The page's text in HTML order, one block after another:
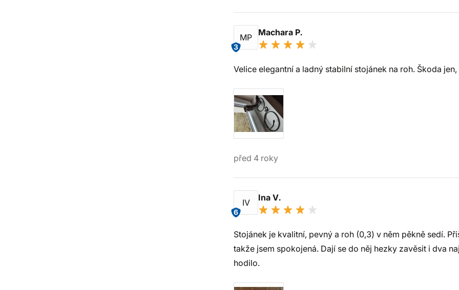
MP
3
Machara P.
Velice elegantní a ladný stabilní stojánek na roh. Škoda
před 4 roky
IV
6
Ina V.
Stojánek je kvalitní, pevný a roh (0,3) v něm pěkně sedí.
takže jsem spokojená. Dají se do něj hezky zavěsit i dva
hodilo.